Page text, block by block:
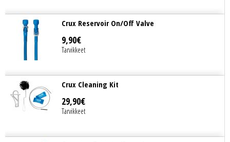
Crux Reservoir On/Off Valve
9,90€
Tarvikkeet
Crux Cleaning Kit
29,90€
Tarvikkeet